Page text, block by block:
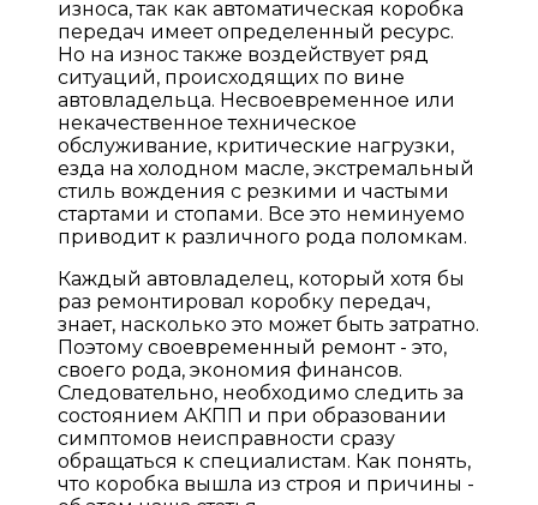
износа, так как автоматическая коробка
передач имеет определенный ресурс.
Но на износ также воздействует ряд
ситуаций, происходящих по вине
автовладельца. Несвоевременное или
некачественное техническое
обслуживание, критические нагрузки,
езда на холодном масле, экстремальный
стиль вождения с резкими и частыми
стартами и стопами. Все это неминуемо
приводит к различного рода поломкам.
Каждый автовладелец, который хотя бы
раз ремонтировал коробку передач,
знает, насколько это может быть затратно.
Поэтому своевременный ремонт - это,
своего рода, экономия финансов.
Следовательно, необходимо следить за
состоянием АКПП и при образовании
симптомов неисправности сразу
обращаться к специалистам. Как понять,
что коробка вышла из строя и причины -